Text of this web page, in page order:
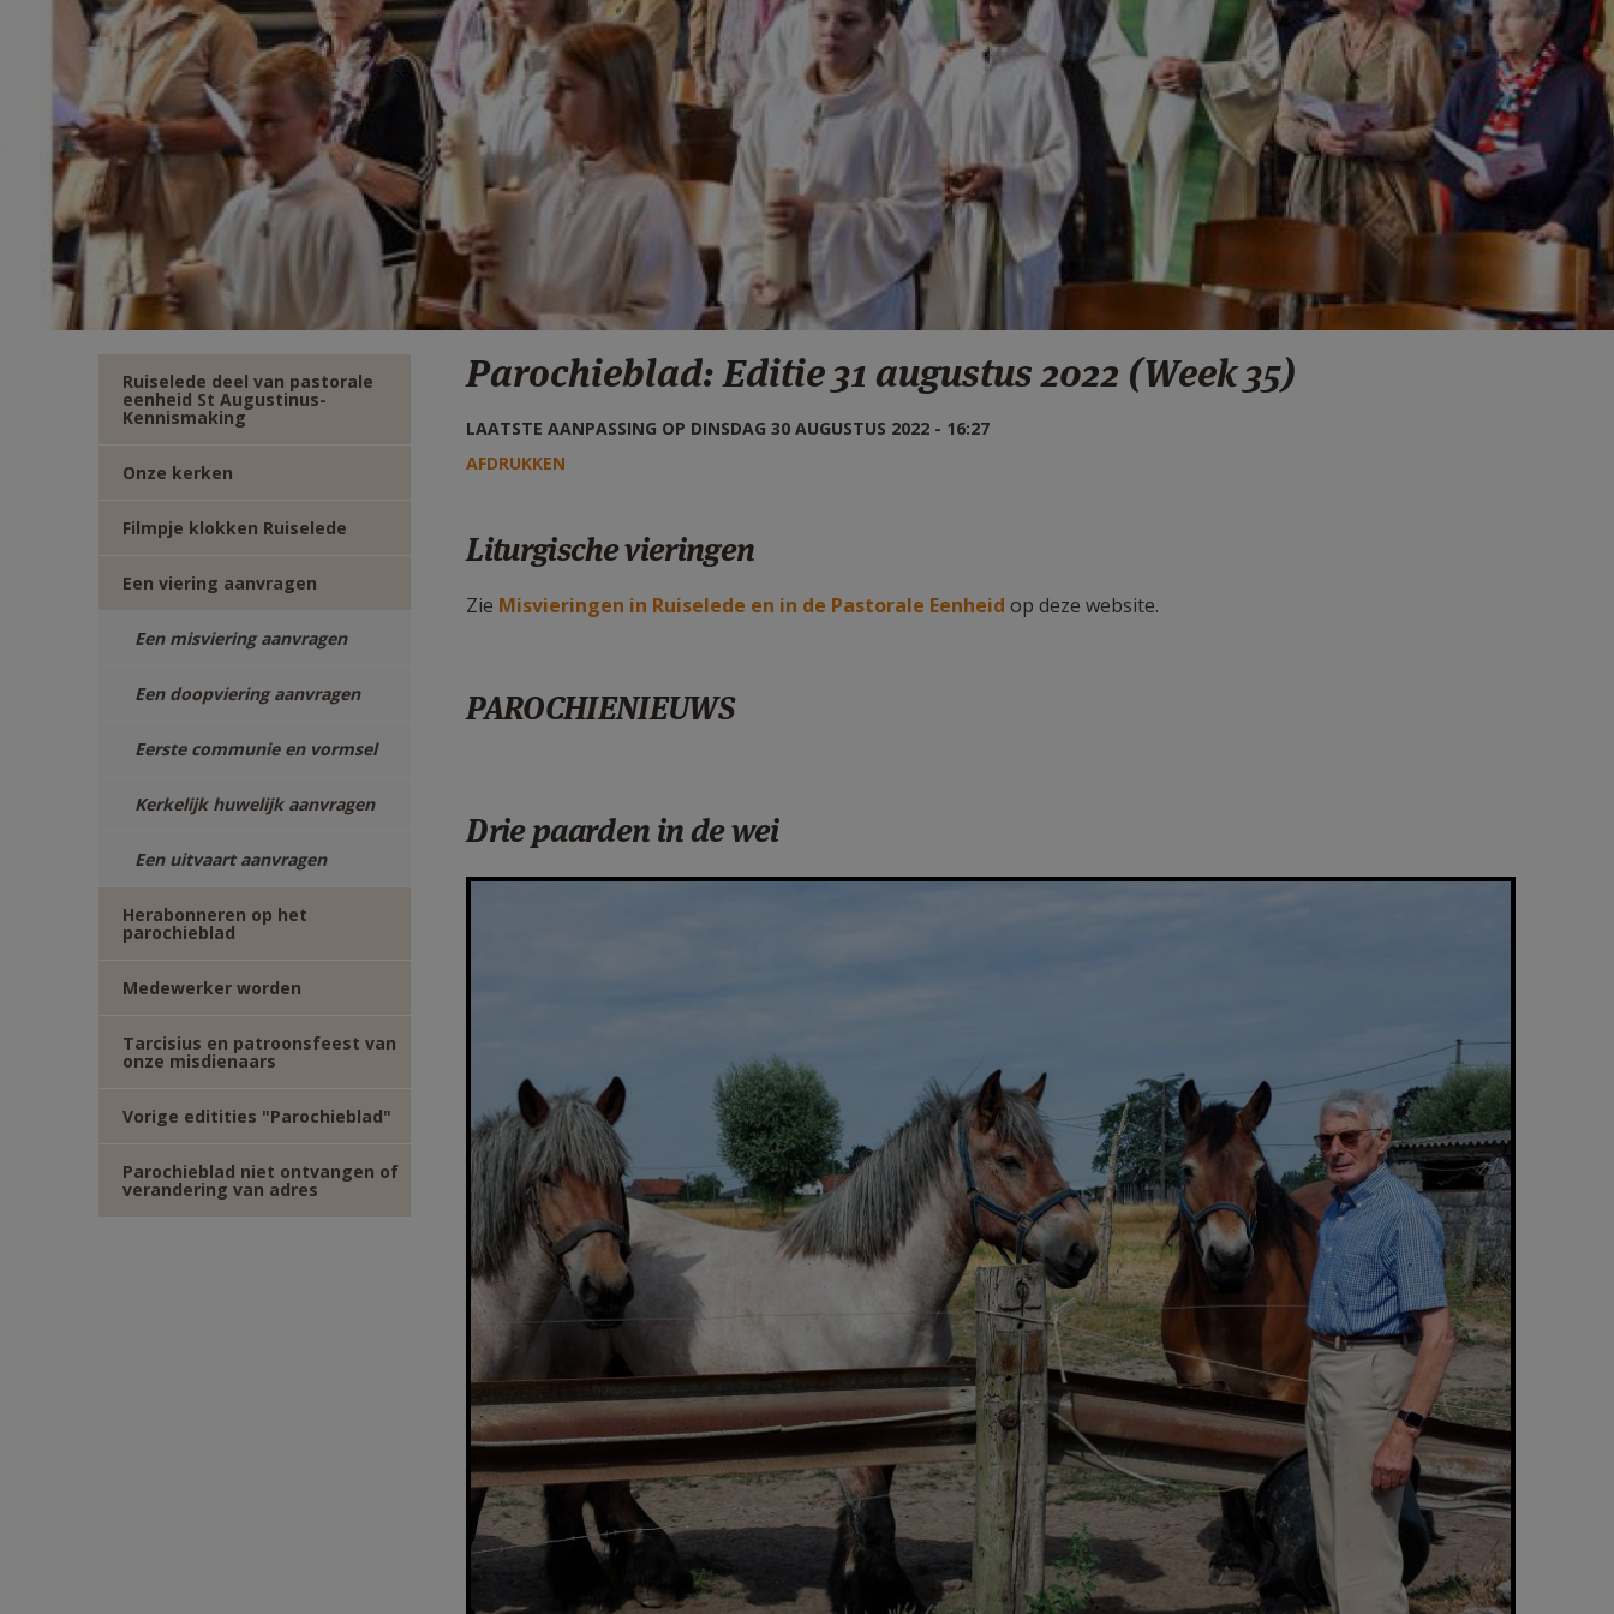
Ruiselede deel van pastorale
eenheid St Augustinus-
Kennismaking
Onze kerken
Filmpje klokken Ruiselede
Een viering aanvragen
Een misviering aanvragen
Een doopviering aanvragen
Eerste communie en vormsel
Kerkelijk huwelijk aanvragen
Een uitvaart aanvragen
Herabonneren op het
parochieblad
Medewerker worden
Tarcisius en patroonsfeest van
onze misdienaars
Vorige editities "Parochieblad"
Parochieblad niet ontvangen of
verandering van adres
Parochieblad: Editie 31 augustus 2022 (Week 35)
LAATSTE AANPASSING OP DINSDAG 30 AUGUSTUS 2022 - 16:27
AFDRUKKEN
Liturgische vieringen
Zie Misvieringen in Ruiselede en in de Pastorale Eenheid op deze website.
PAROCHIENIEUWS
Drie paarden in de wei
F1250a35.jpg